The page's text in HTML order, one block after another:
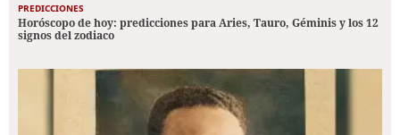
PREDICCIONES
Horóscopo de hoy: predicciones para Aries, Tauro, Géminis y los 12
signos del zodiaco